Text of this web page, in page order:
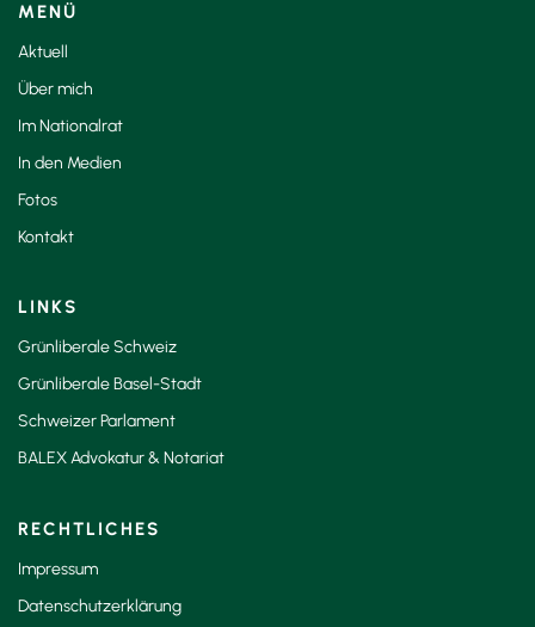
MENÜ
Aktuell
Über mich
Im Nationalrat
In den Medien
Fotos
Kontakt
LINKS
Grünliberale Schweiz
Grünliberale Basel-Stadt
Schweizer Parlament
BALEX Advokatur & Notariat
RECHTLICHES
Impressum
Datenschutzerklärung